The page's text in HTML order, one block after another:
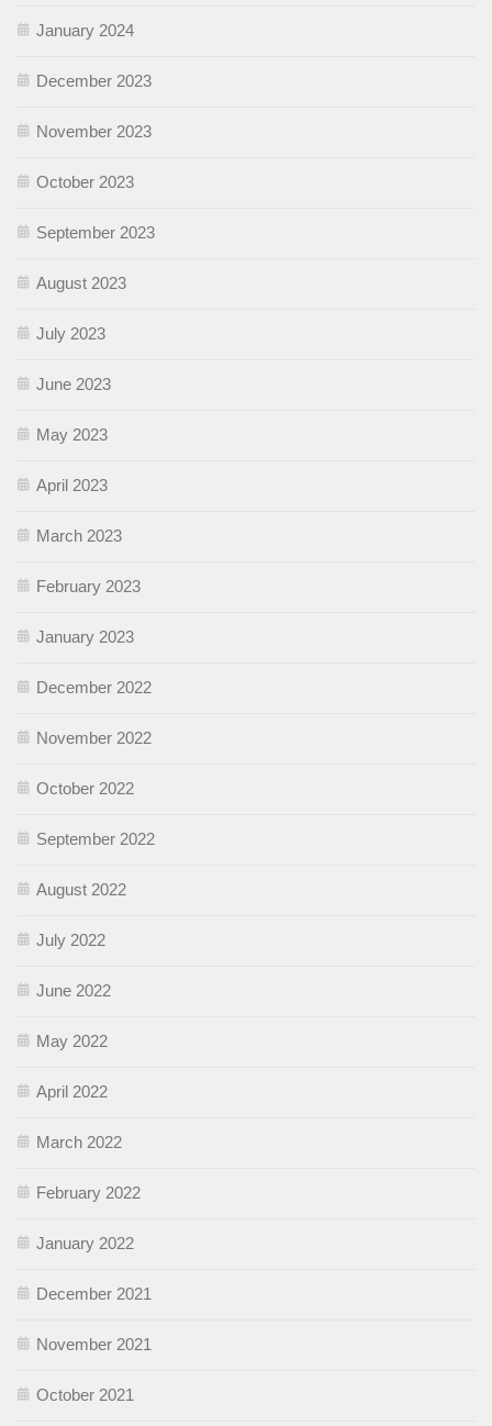
January 2024
December 2023
November 2023
October 2023
September 2023
August 2023
July 2023
June 2023
May 2023
April 2023
March 2023
February 2023
January 2023
December 2022
November 2022
October 2022
September 2022
August 2022
July 2022
June 2022
May 2022
April 2022
March 2022
February 2022
January 2022
December 2021
November 2021
October 2021